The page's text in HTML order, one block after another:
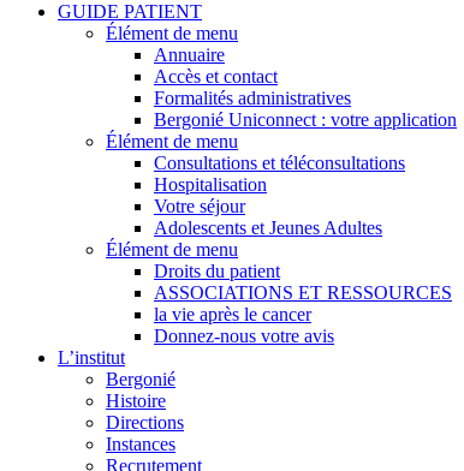
GUIDE PATIENT
Élément de menu
Annuaire
Accès et contact
Formalités administratives
Bergonié Uniconnect : votre application
Élément de menu
Consultations et téléconsultations
Hospitalisation
Votre séjour
Adolescents et Jeunes Adultes
Élément de menu
Droits du patient
ASSOCIATIONS ET RESSOURCES
la vie après le cancer
Donnez-nous votre avis
L’institut
Bergonié
Histoire
Directions
Instances
Recrutement